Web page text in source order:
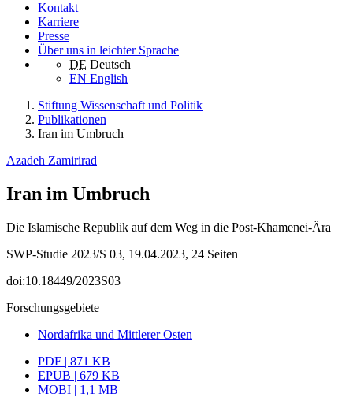
Kontakt
Karriere
Presse
Über uns in leichter Sprache
DE Deutsch
EN English
Stiftung Wissenschaft und Politik
Publikationen
Iran im Umbruch
Azadeh Zamirirad
Iran im Umbruch
Die Islamische Republik auf dem Weg in die Post-Khamenei-Ära
SWP-Studie 2023/S 03, 19.04.2023, 24 Seiten
doi:10.18449/2023S03
Forschungsgebiete
Nordafrika und Mittlerer Osten
PDF | 871 KB
EPUB | 679 KB
MOBI | 1,1 MB